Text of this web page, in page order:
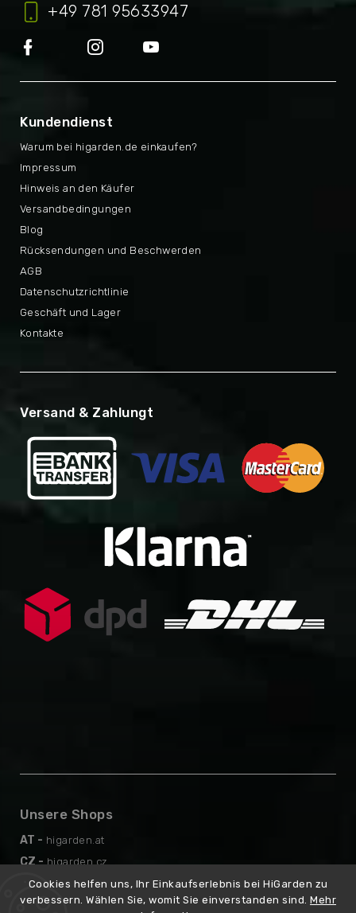
Cookies helfen uns, Ihr Einkaufserlebnis bei HiGarden zu
verbessern. Wählen Sie, womit Sie einverstanden sind. Mehr
+49 781 95633947
Kundendienst
Warum bei higarden.de einkaufen?
Rücksendungen und Beschwerden
Impressum
AGB
Hinweis an den Käufer
Datenschutzrichtlinie
Versandbedingungen
Geschäft und Lager
Blog
Kontakte
Versand & Zahlungt
Unsere Shops
AT - higarden.at
CZ - higarden.cz
EN - higarden.eu
PL - higarden.pl